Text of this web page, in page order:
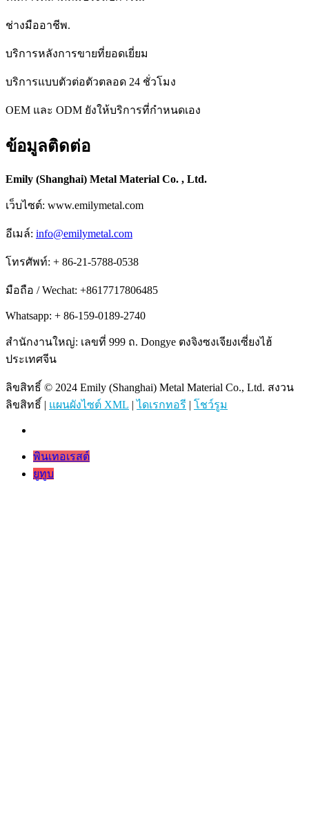
ช่างมืออาชีพ.
บริการหลังการขายที่ยอดเยี่ยม
บริการแบบตัวต่อตัวตลอด 24 ชั่วโมง
OEM และ ODM ยังให้บริการที่กำหนดเอง
ข้อมูลติดต่อ
Emily (Shanghai) Metal Material Co. , Ltd.
เว็บไซต์: www.emilymetal.com
อีเมล์: info@emilymetal.com
โทรศัพท์: + 86-21-5788-0538
มือถือ / Wechat: +8617717806485
Whatsapp: + 86-159-0189-2740
สำนักงานใหญ่: เลขที่ 999 ถ. Dongye ตงจิงซงเจียงเซี่ยงไฮ้
ประเทศจีน
ลิขสิทธิ์ © 2024 Emily (Shanghai) Metal Material Co., Ltd. สงวน
ลิขสิทธิ์ | แผนผังไซต์ XML |ไดเรกทอรี | โชว์รูม
พินเทอเรสต์
ยูทูบ